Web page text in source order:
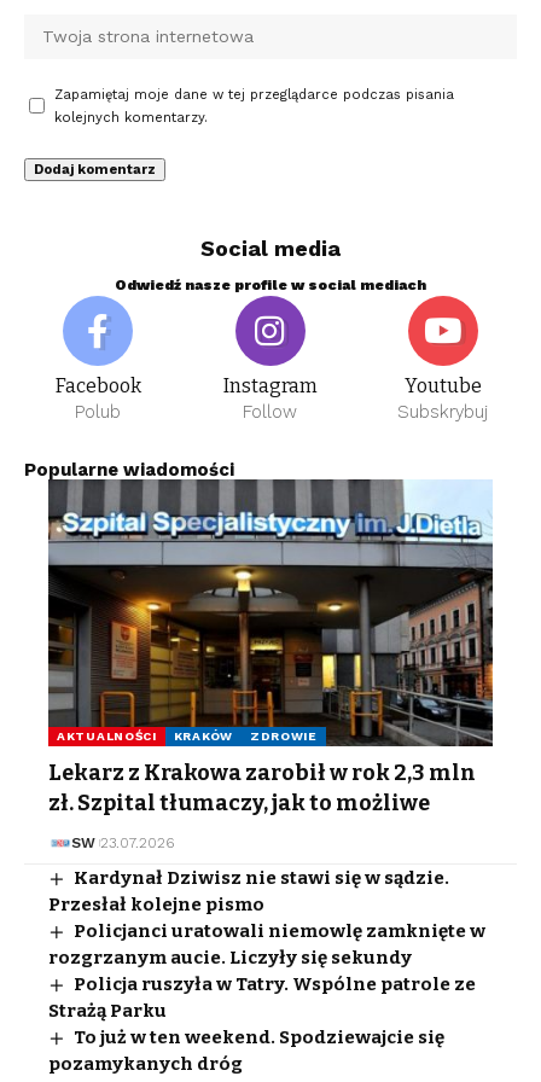
Zapamiętaj moje dane w tej przeglądarce podczas pisania
kolejnych komentarzy.
Social media
Odwiedź nasze profile w social mediach
Facebook
Polub
Instagram
Follow
Youtube
Subskrybuj
Popularne wiadomości
AKTUALNOŚCI KRAKÓW ZDROWIE
Lekarz z Krakowa zarobił w rok 2,3 mln
zł. Szpital tłumaczy, jak to możliwe
SW 23.07.2026
Kardynał Dziwisz nie stawi się w sądzie.
Przesłał kolejne pismo
Policjanci uratowali niemowlę zamknięte w
rozgrzanym aucie. Liczyły się sekundy
Policja ruszyła w Tatry. Wspólne patrole ze
Strażą Parku
To już w ten weekend. Spodziewajcie się
pozamykanych dróg